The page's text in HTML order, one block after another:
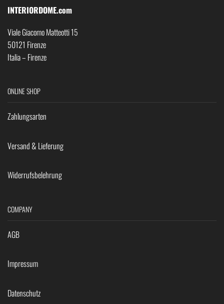
INTERIORDOME.com
Viale Giacomo Matteotti 15
50121 Firenze
Italia – Firenze
ONLINE SHOP
Zahlungsarten
Versand & Lieferung
Widerrufsbelehrung
COMPANY
AGB
Impressum
Datenschutz